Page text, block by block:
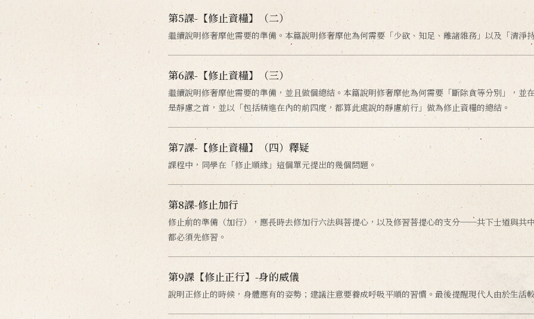
第5課-【修止資糧】（二）
繼續說明修奢摩他需要的準備。本篇說明修奢摩他為何需要「少欲、知足、離諸雜務」以及「清淨
第6課-【修止資糧】（三）
繼續說明修奢摩他需要的準備，並且做個總結。本篇說明修奢摩他為何需要「斷除貪等分別」，並
是靜慮之首，並以「包括精進在內的前四度，都算此處說的靜慮前行」做為修止資糧的總結。
第7課-【修止資糧】（四）釋疑
課程中，同學在「修止順緣」這個單元提出的幾個問題。
第8課-修止加行
修止前的準備（加行），應長時去修加行六法與菩提心，以及修習菩提心的支分──共下士道與共
都必須先修習。
第9課【修止正行】-身的威儀
說明正修止的時候，身體應有的姿勢；建議注意要養成呼吸平順的習慣。最後提醒現代人由於生活